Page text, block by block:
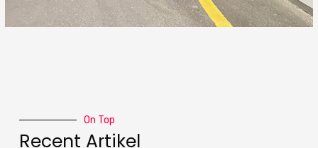
On Top
Recent Artikel